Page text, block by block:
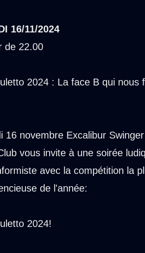
16/11/2024
de 22.00
2024 : La face B qui nous
16 novembre Excalibur Swinger
vous invite à une soirée
avec la compétition la
de l'année:
2024!